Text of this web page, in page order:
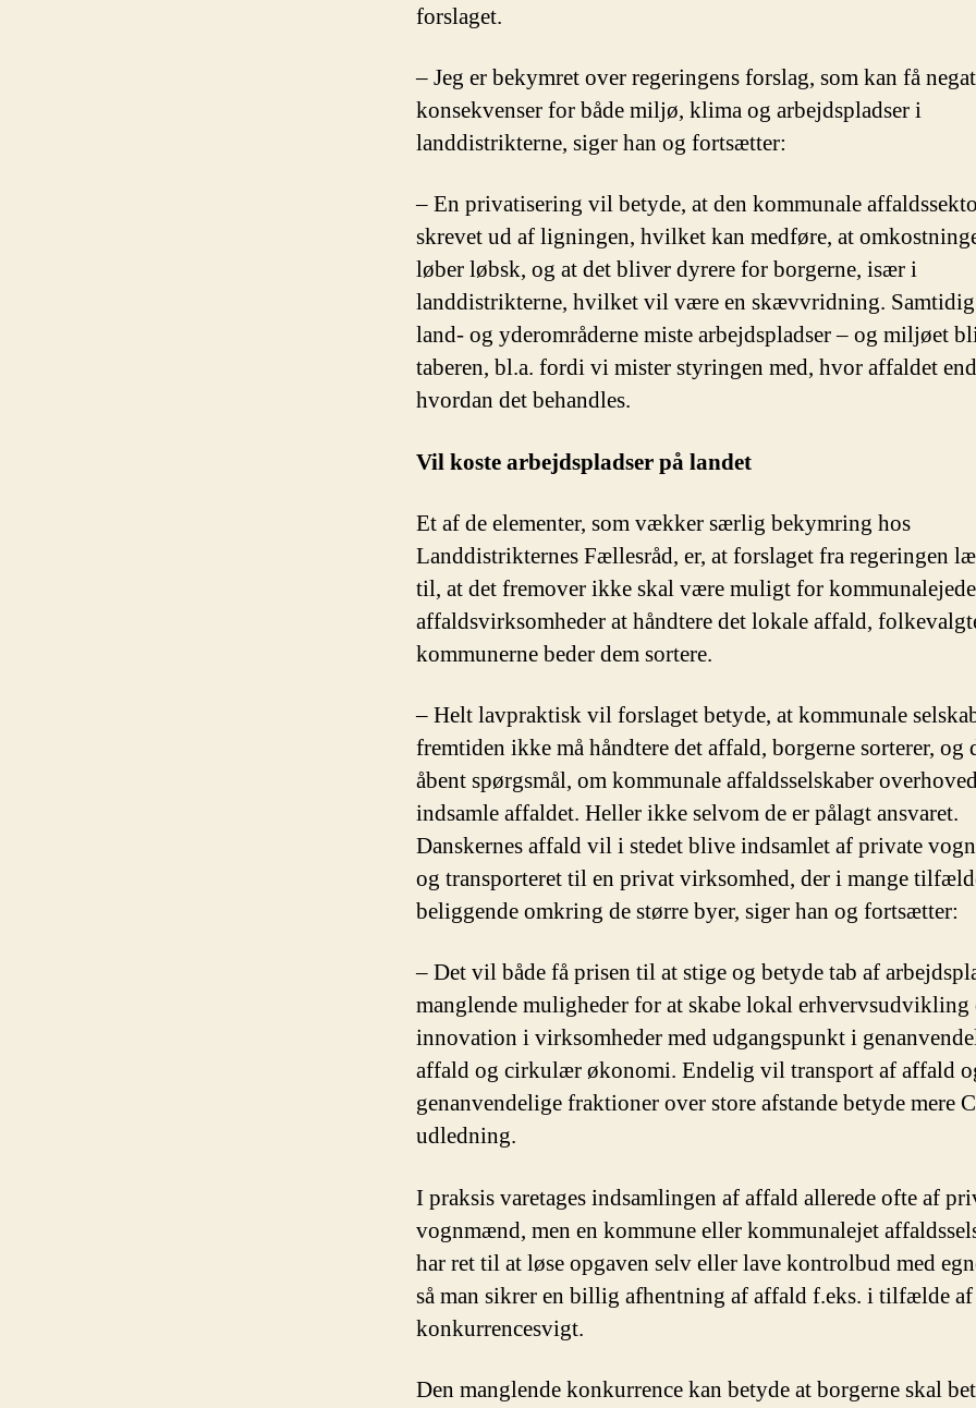
forslaget.
– Jeg er bekymret over regeringens forslag, som kan få
konsekvenser for både miljø, klima og arbejdspladser i
landdistrikterne, siger han og fortsætter:
– En privatisering vil betyde, at den kommunale
skrevet ud af ligningen, hvilket kan medføre, at
løber løbsk, og at det bliver dyrere for borgerne, især i
landdistrikterne, hvilket vil være en skævvridning.
land- og yderområderne miste arbejdspladser – og miljøet
taberen, bl.a. fordi vi mister styringen med, hvor affaldet
hvordan det behandles.
Vil koste arbejdspladser på landet
Et af de elementer, som vækker særlig bekymring hos
Landdistrikternes Fællesråd, er, at forslaget fra regeringen
til, at det fremover ikke skal være muligt for kommunalejede
affaldsvirksomheder at håndtere det lokale affald,
kommunerne beder dem sortere.
– Helt lavpraktisk vil forslaget betyde, at kommunale
fremtiden ikke må håndtere det affald, borgerne sorterer, og
åbent spørgsmål, om kommunale affaldsselskaber
indsamle affaldet. Heller ikke selvom de er pålagt ansvaret.
Danskernes affald vil i stedet blive indsamlet af private
og transporteret til en privat virksomhed, der i mange
beliggende omkring de større byer, siger han og fortsætter:
– Det vil både få prisen til at stige og betyde tab af
manglende muligheder for at skabe lokal erhvervsudvikling
innovation i virksomheder med udgangspunkt i
affald og cirkulær økonomi. Endelig vil transport af affald
genanvendelige fraktioner over store afstande betyde mere
udledning.
I praksis varetages indsamlingen af affald allerede ofte af
vognmænd, men en kommune eller kommunalejet
har ret til at løse opgaven selv eller lave kontrolbud med
så man sikrer en billig afhentning af affald f.eks. i tilfælde af
konkurrencesvigt.
Den manglende konkurrence kan betyde at borgerne skal